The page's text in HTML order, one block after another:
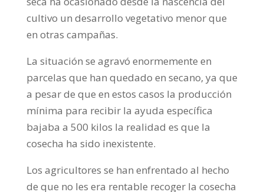
cultivo un desarrollo vegetativo menor que
en otras campañas.
La situación se agravó enormemente en
parcelas que han quedado en secano, ya que
a pesar de que en estos casos la producción
mínima para recibir la ayuda específica
bajaba a 500 kilos la realidad es que la
cosecha ha sido inexistente.
Los agricultores se han enfrentado al hecho
de que no les era rentable recoger la cosecha